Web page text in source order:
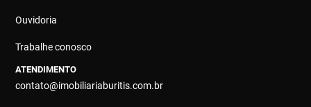
Ouvidoria
Trabalhe conosco
ATENDIMENTO
contato@imobiliariaburitis.com.br